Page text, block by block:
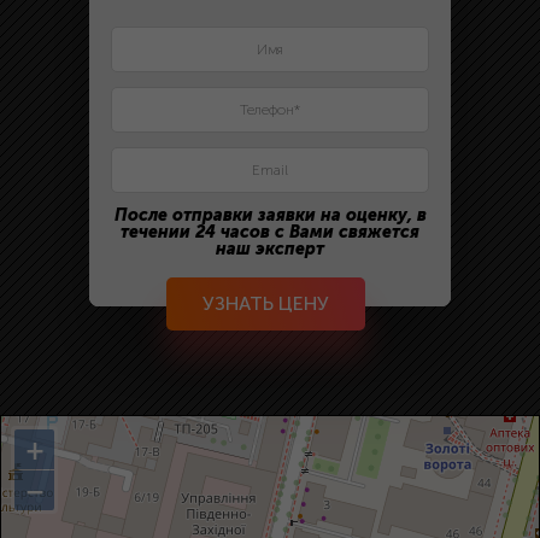
После отправки заявки на оценку, в
течении 24 часов с Вами свяжется
наш эксперт
УЗНАТЬ ЦЕНУ
+
−